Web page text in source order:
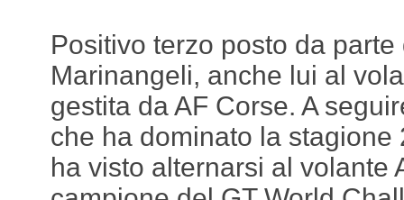
Positivo terzo posto da parte
Marinangeli, anche lui al
gestita da AF Corse. A
che ha dominato la stagione
ha visto alternarsi al volante